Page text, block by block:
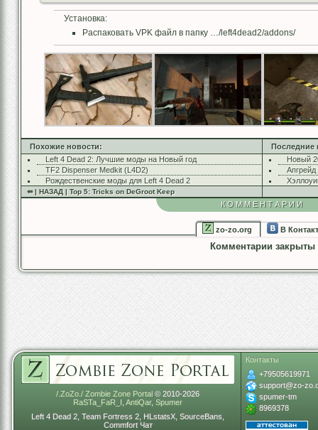
Установка:
Распаковать VPK файл в папку …/left4dead2/addons/
Похожие новости:
Left 4 Dead 2: Лучшие моды на Новый год
TF2 Dispenser Medkit (L4D2)
Рождественские моды для Left 4 Dead 2
Последние
Новый
⇚ | НАЗАД | Top 5: Tricks on DeGroot Keep
КОММЕНТАРИИ
zo-zo.org В
Комментарии закрыты
/.ZoZo./ Zombie Zone Portal © 2010-2026
RaSTa_FaR_I AntiQar, Spumer
Left 4 Dead 2, Team Fortress 2, HLstatsX, SourceBans,
Commfort Чат
Контакты
+79505619971
support@zo-
spumer-tm
8969378